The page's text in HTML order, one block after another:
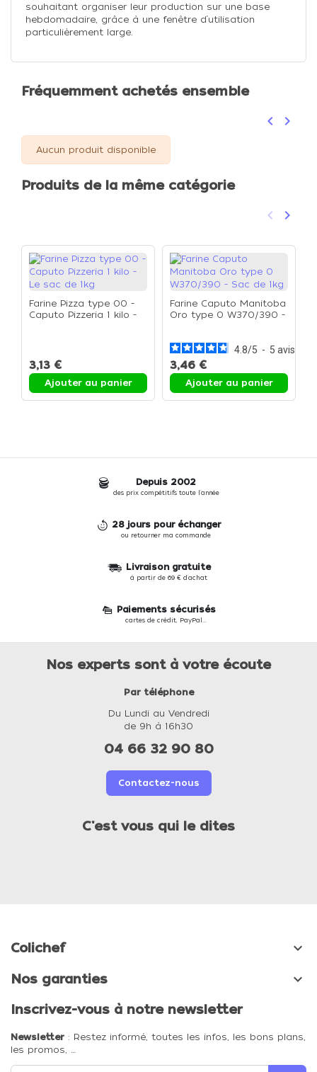
souhaitant organiser leur production sur une base
hebdomadaire, grâce à une fenêtre d’utilisation
particulièrement large.
Fréquemment achetés ensemble
Précédent
keyboard_arrow_left keyboard_arrow_right
Aucun produit disponible
Produits de la même catégorie
Précédent
keyboard_arrow_left keyboard_arrow_right
Farine Pizza type 00 -
Caputo Pizzeria 1 kilo -
3,13 €
Ajouter au panier
Farine Caputo Manitoba
Oro type 0 W370/390 -
4.8/5 - 5 avis
3,46 €
Ajouter au panier
Depuis 2002
des prix compétitifs toute l'année
28 jours pour échanger
ou retourner ma commande
Livraison gratuite
à partir de 69 € d'achat
Paiements sécurisés
cartes de crédit, PayPal...
Nos experts sont à votre écoute
Par téléphone
Du Lundi au Vendredi
de 9h à 16h30
04 66 32 90 80
Contactez-nous
C'est vous qui le dites
Colichef 
Nos garanties 
Inscrivez-vous à notre newsletter
Newsletter : Restez informé, toutes les infos, les bons plans,
les promos, …